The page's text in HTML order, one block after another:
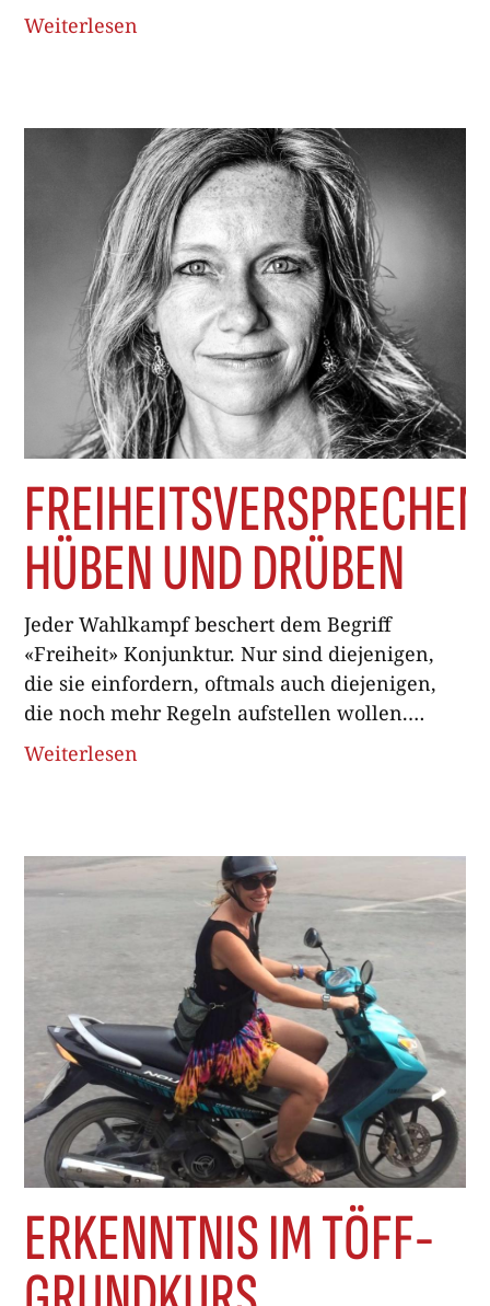
dieser Lüge zeichnen sich derweil immer
alte Knochen in Jägergräbern nicht von
männlichen, sondern von weiblichen Körpern
stammten. Tatsächlich fanden sie ebenso viele
Weiterlesen
FREIHEITSVERSPRECHEN
HÜBEN UND DRÜBEN
Jeder Wahlkampf beschert dem Begriff
«Freiheit» Konjunktur. Nur sind diejenigen,
die sie einfordern, oftmals auch diejenigen,
die noch mehr Regeln aufstellen wollen.
01.11.2023 Nie zeigt sich eindrücklicher, dass
einen Sitz im Nationalrat, darunter solche, die
das politische
Weiterlesen
ERKENNTNIS IM TÖFF-